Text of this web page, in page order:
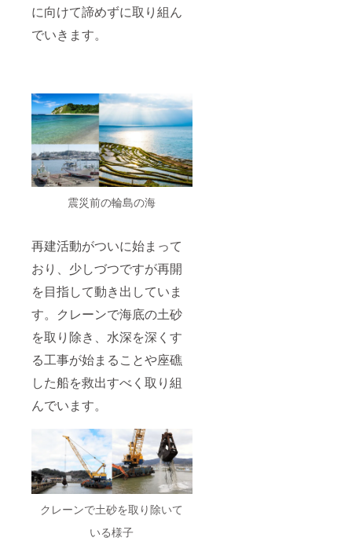
に向けて諦めずに取り組ん
でいきます。
震災前の輪島の海
再建活動がついに始まって
おり、少しづつですが再開
を目指して動き出していま
す。クレーンで海底の土砂
を取り除き、水深を深くす
る工事が始まることや座礁
した船を救出すべく取り組
んでいます。
クレーンで土砂を取り除いて
いる様子